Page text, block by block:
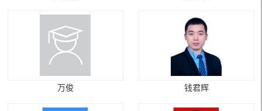
万俊 钱君辉